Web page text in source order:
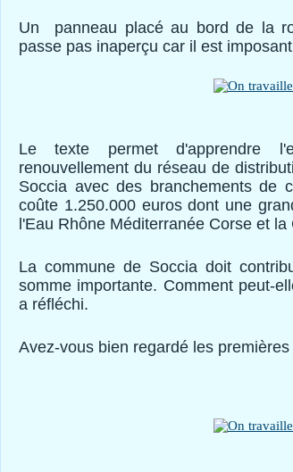
Un panneau placé au bord de la
passe pas inaperçu car il est
Le texte permet d'apprendre
renouvellement du réseau de
Soccia avec des branchements de
coûte 1.250.000 euros dont une
l'Eau Rhône Méditerranée Corse et
La commune de Soccia doit
somme importante. Comment peut-
a réfléchi.
Avez-vous bien regardé les